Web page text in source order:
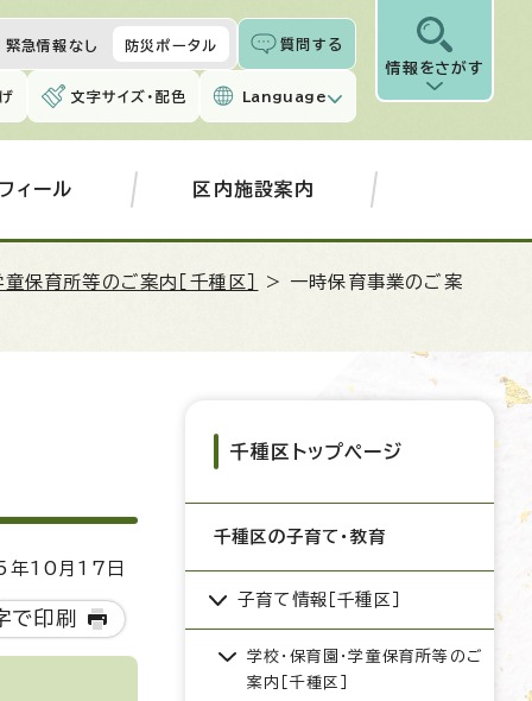
緊急情報なし 防災ポータル 質問する
文字サイズ・配色 Language
情報をさがす
ィール 区内施設案内
童保育所等のご案内［千種区］
> 一時保育事業のご案
10月17日
で印刷
千種区トップページ
千種区の子育て・教育
子育て情報［千種区］
学校・保育園・学童保育所等のご
案内［千種区］